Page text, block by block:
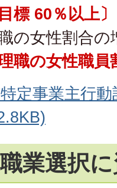
標 60％以上〕
の女性割合の
理職の女性職
定事業主行
業選択